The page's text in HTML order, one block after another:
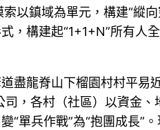
以鎮域為單元，構建“縱
構建起“1+1+N”所有人
盡龍脊山下榴園村村平
，各村（社區）以資金
“單兵作戰”為“抱團成長